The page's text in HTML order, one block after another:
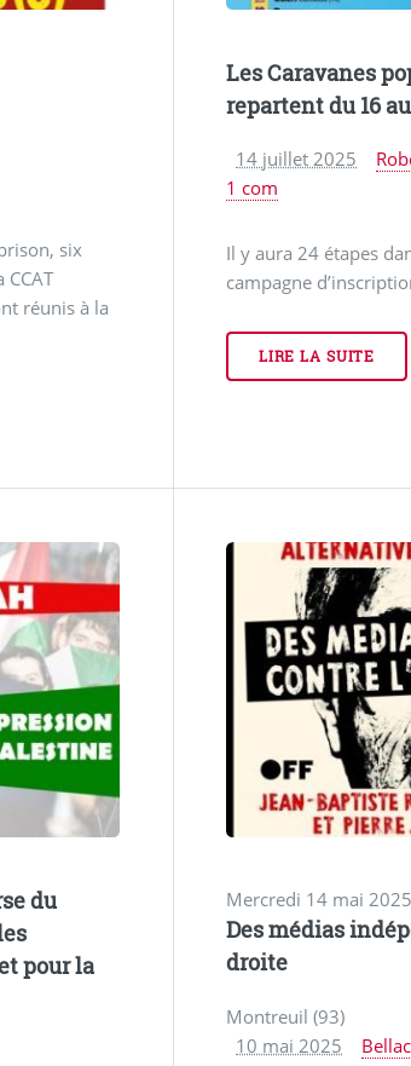
six
réunis à la
Les Caravanes
repartent du 16
14 juillet 2025
1 com
Il y aura 24 étapes
campagne
LIRE LA SUITE
du
pour la
Mercredi 14 mai 2025
Des médias
droite
Montreuil (93)
10 mai 2025